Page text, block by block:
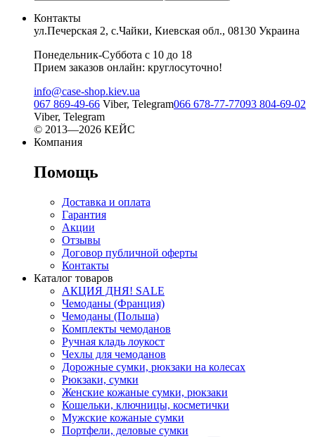
Контакты
ул.Печерская 2, с.Чайки, Киевская обл., 08130 Украина
Понедельник-Суббота с 10 до 18
Прием заказов онлайн: круглосуточно!
info@case-shop.kiev.ua
067 869-49-66 Viber, Telegram066 678-77-77093 804-69-02
Viber, Telegram
© 2013—2026 КЕЙС
Компания
Помощь
Доставка и оплата
Гарантия
Акции
Отзывы
Договор публичной оферты
Контакты
Каталог товаров
АКЦИЯ ДНЯ! SALE
Чемоданы (Франция)
Чемоданы (Польша)
Комплекты чемоданов
Ручная кладь лоукост
Чехлы для чемоданов
Дорожные сумки, рюкзаки на колесах
Рюкзаки, сумки
Женские кожаные сумки, рюкзаки
Кошельки, ключницы, косметички
Мужские кожаные сумки
Портфели, деловые сумки